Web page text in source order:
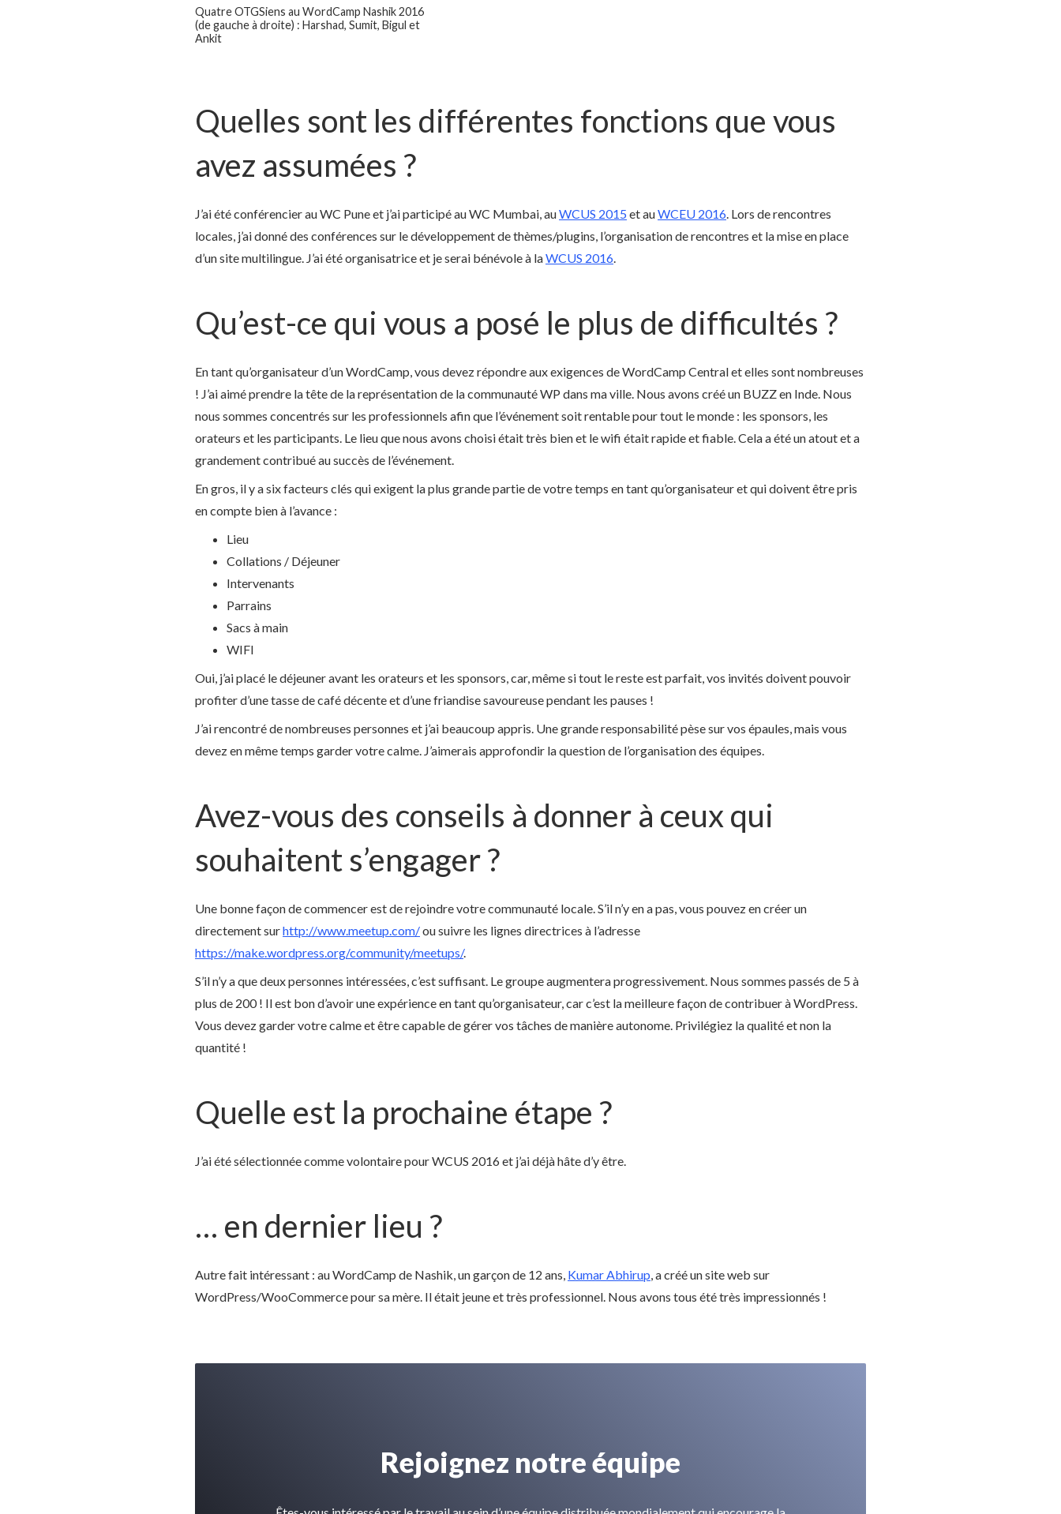
Quatre OTGSiens au WordCamp Nashik 2016
(de gauche à droite) : Harshad, Sumit, Bigul et
Ankit
Quelles sont les différentes fonctions que vous
avez assumées ?
J’ai été conférencier au WC Pune et j’ai participé au WC Mumbai, auWCUS 2015 et auWCEU 2016. Lors de rencontres
locales, j’ai donné des conférences sur le développement de thèmes/plugins, l’organisation de rencontres et la mise en place
d’un site multilingue. J’ai été organisatrice et je serai bénévole à laWCUS 2016.
Qu’est-ce qui vous a posé le plus de difficultés ?
En tant qu’organisateur d’un WordCamp, vous devez répondre aux exigences de WordCamp Central et elles sont nombreuses
! J’ai aimé prendre la tête de la représentation de la communauté WP dans ma ville. Nous avons créé un BUZZ en Inde. Nous
nous sommes concentrés sur les professionnels afin que l’événement soit rentable pour tout le monde : les sponsors, les
orateurs et les participants. Le lieu que nous avons choisi était très bien et le wifi était rapide et fiable. Cela a été un atout et a
grandement contribué au succès de l’événement.
En gros, il y a six facteurs clés qui exigent la plus grande partie de votre temps en tant qu’organisateur et qui doivent être pris
en compte bien à l’avance :
Lieu
Collations / Déjeuner
Intervenants
Parrains
Sacs à main
WIFI
Oui, j’ai placé le déjeuner avant les orateurs et les sponsors, car, même si tout le reste est parfait, vos invités doivent pouvoir
profiter d’une tasse de café décente et d’une friandise savoureuse pendant les pauses !
J’ai rencontré de nombreuses personnes et j’ai beaucoup appris. Une grande responsabilité pèse sur vos épaules, mais vous
devez en même temps garder votre calme. J’aimerais approfondir la question de l’organisation des équipes.
Avez-vous des conseils à donner à ceux qui
souhaitent s’engager ?
Une bonne façon de commencer est de rejoindre votre communauté locale. S’il n’y en a pas, vous pouvez en créer un
directement surhttp://www.meetup.com/ou suivre les lignes directrices à l’adresse
https://make.wordpress.org/community/meetups/.
S’il n’y a que deux personnes intéressées, c’est suffisant. Le groupe augmentera progressivement. Nous sommes passés de 5 à
plus de 200 ! Il est bon d’avoir une expérience en tant qu’organisateur, car c’est la meilleure façon de contribuer à WordPress.
Vous devez garder votre calme et être capable de gérer vos tâches de manière autonome. Privilégiez la qualité et non la
quantité !
Quelle est la prochaine étape ?
J’ai été sélectionnée comme volontaire pour WCUS 2016 et j’ai déjà hâte d’y être.
… en dernier lieu ?
Autre fait intéressant : au WordCamp de Nashik, un garçon de 12 ans, Kumar Abhirup, a créé un site web sur
WordPress/WooCommerce pour sa mère. Il était jeune et très professionnel. Nous avons tous été très impressionnés !
Rejoignez notre équipe